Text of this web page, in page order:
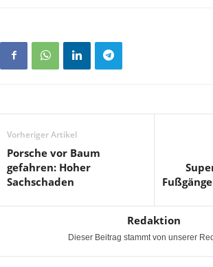
Vorheriger Artikel
Porsche vor Baum
gefahren: Hoher
Sachschaden
Redaktion
Dieser Beitrag stammt von unserer